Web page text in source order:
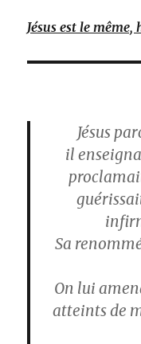
Jésus est le
Jésus
il
Sa
On lui
atteints de